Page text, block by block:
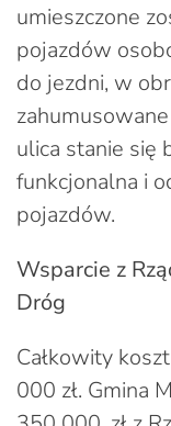
umieszczone
pojazdów
do jezdni, w
ulica stanie się
funkcjonalna i
pojazdów.
Wsparcie z
Dróg
Całkowity
000 zł. Gmina